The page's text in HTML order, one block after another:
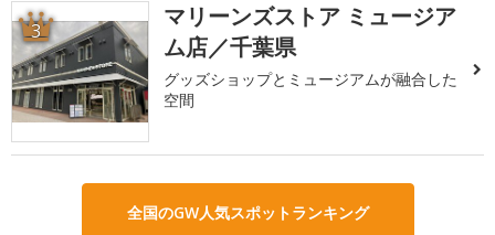
3
マリーンズストア ミュージア
ム店／千葉県
グッズショップとミュージアムが融合した
空間
全国のGW人気スポットランキング